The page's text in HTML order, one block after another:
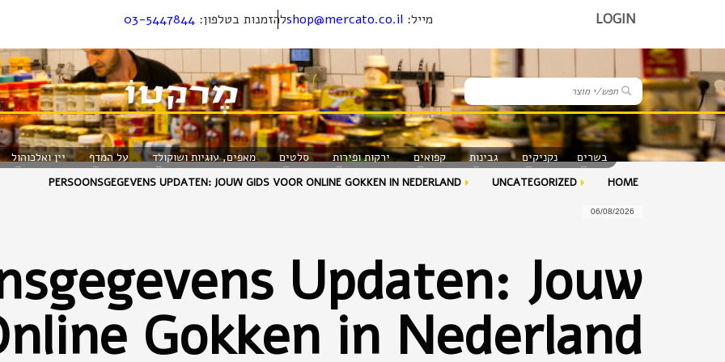
LOGIN מייל: shop@mercato.co.ilלהזמנות בטלפון: 03-5447844
בשרים נקניקים גבינות קפואים ירקות ופירות סלטים מאפים, עוגיות ושוקולד על המדף יין ואלכוהול
HOME
UNCATEGORIZED
PERSOONSGEGEVENS UPDATEN: JOUW GIDS VOOR ONLINE GOKKEN IN NEDERLAND
06/08/2026
Updaten: Jouw
Gokken in Nederland